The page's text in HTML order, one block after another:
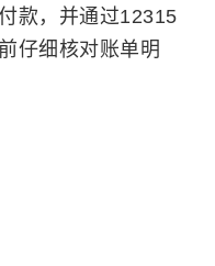
款，并通过12315
仔细核对账单明